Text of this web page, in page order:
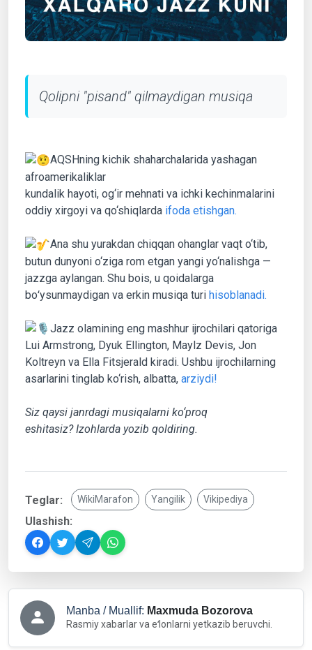
Qolipni "pisand" qilmaydigan musiqa
AQSHning kichik shaharchalarida yashagan
afroamerikaliklar
kundalik hayoti, og‘ir mehnati va ichki kechinmalarini
oddiy xirgoyi va qo‘shiqlarda ifoda etishgan.
Ana shu yurakdan chiqqan ohanglar vaqt o‘tib,
butun dunyoni o‘ziga rom etgan yangi yo‘nalishga —
jazzga aylangan. Shu bois, u qoidalarga
boʻysunmaydigan va erkin musiqa turi hisoblanadi.
Jazz olamining eng mashhur ijrochilari qatoriga
Lui Armstrong, Dyuk Ellington, Maylz Devis, Jon
Koltreyn va Ella Fitsjerald kiradi. Ushbu ijrochilarning
asarlarini tinglab ko‘rish, albatta, arziydi!
Siz qaysi janrdagi musiqalarni ko‘proq
eshitasiz? Izohlarda yozib qoldiring.
Teglar: WikiMarafon Yangilik Vikipediya
Ulashish:
Manba / Muallif: Maxmuda Bozorova
Rasmiy xabarlar va eʻlonlarni yetkazib beruvchi.